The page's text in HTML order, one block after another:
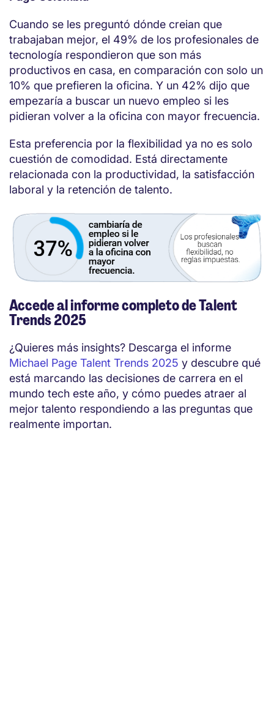
Cuando se les preguntó dónde creian que
trabajaban mejor, el 49% de los profesionales de
tecnología respondieron que son más
productivos en casa, en comparación con solo un
10% que prefieren la oficina. Y un 42% dijo que
empezaría a buscar un nuevo empleo si les
pidieran volver a la oficina con mayor frecuencia.
Esta preferencia por la flexibilidad ya no es solo
cuestión de comodidad. Está directamente
relacionada con la productividad, la satisfacción
laboral y la retención de talento.
Accede al informe completo de Talent
Trends 2025
¿Quieres más insights? Descarga el informe
Michael Page Talent Trends 2025 y descubre qué
está marcando las decisiones de carrera en el
mundo tech este año, y cómo puedes atraer al
mejor talento respondiendo a las preguntas que
realmente importan.